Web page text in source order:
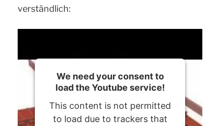
verständlich:
We need your consent to
load the Youtube service!
This content is not permitted
to load due to trackers that